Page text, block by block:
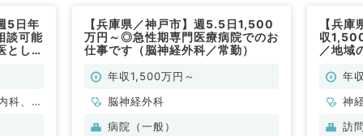
5日年
談可能
として
科、小
【兵庫県／神戸市】週5.5日1,500
万円～◎急性期専門医療病院でのお
仕事です（脳神経外科／常勤）
年収1,500万円～
脳神経外科
病院（一般）
【兵
収
／地域
◎（科
年
神
児
訪